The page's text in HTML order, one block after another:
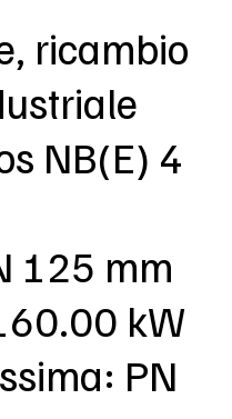
ricambio
NB(E) 4
125 mm
kW
PN